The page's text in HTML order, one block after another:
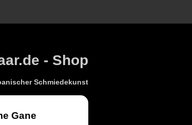
- Shop
Schmiedekunst
Gane